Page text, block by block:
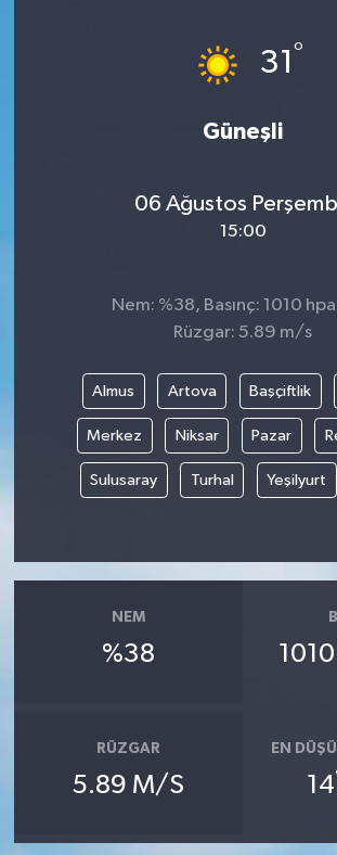
31 °
Güneşli
06 Ağustos
15:00
Nem: %38, Basınç: 1010
Rüzgar: 5.89 m/s
Almus Artova Başçiftlik
Merkez Niksar Pazar
Sulusaray Turhal Yeşilyurt
NEM
%38
RÜZGAR
5.89 M/S
EN
14